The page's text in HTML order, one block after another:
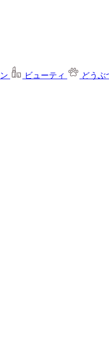
ビューティ どうぶ